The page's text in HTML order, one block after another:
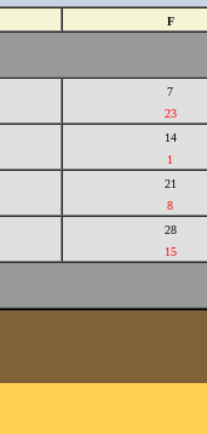
F
7
23
14
1
21
8
28
15